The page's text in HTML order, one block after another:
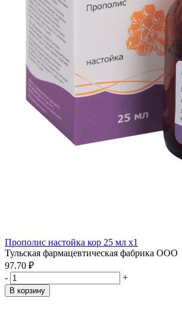
Прополис настойка кор 25 мл x1
Тульская фармацевтическая фабрика ООО
97.70 ₽
-
+
В корзину